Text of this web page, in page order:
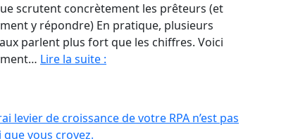
qui
coûtent
le
scrutent concrètement les prêteurs (et
y répondre) En pratique, plusieurs
parlent plus fort que les chiffres. Voici
Lire la suite :
transformer
levier de croissance de votre RPA n’est pas
que vous croyez.